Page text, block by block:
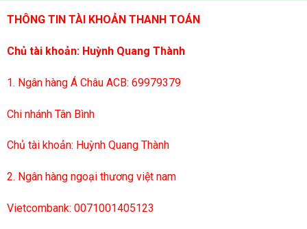
THÔNG TIN TÀI KHOẢN THANH TOÁN
Chủ tài khoản: Huỳnh Quang Thành
1. Ngân hàng Á Châu ACB: 69979379
Chi nhánh Tân Bình
Chủ tài khoản: Huỳnh Quang Thành
2. Ngân hàng ngoại thương việt nam
Vietcombank: 0071001405123